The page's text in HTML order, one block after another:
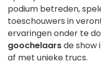
podium betreden,
toeschouwers in
ervaringen onder te
goochelaarsde show
af met unieke trucs.